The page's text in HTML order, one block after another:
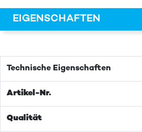
EIGENSCHAFTEN
Technische Eigenschaften
Artikel-Nr.
Qualität